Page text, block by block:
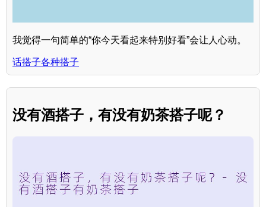
我觉得一句简单的“你今天看起来特别好看”会让人心动。
话搭子各种搭子
没有酒搭子，有没有奶茶搭子呢？